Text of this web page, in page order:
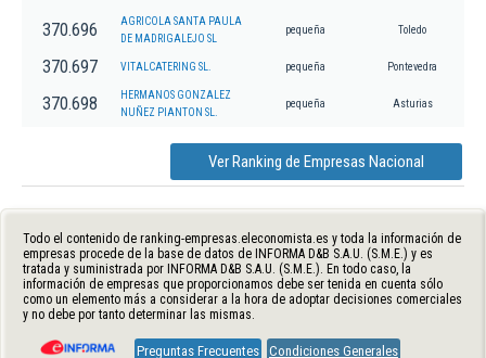
370.696
AGRICOLA SANTA PAULA
DE MADRIGALEJO SL
pequeña Toledo
370.697 VITALCATERING SL. pequeña Pontevedra
370.698
HERMANOS GONZALEZ
NUÑEZ PIANTON SL.
pequeña Asturias
Ver Ranking de Empresas Nacional
Todo el contenido de ranking-empresas.eleconomista.es y toda la información de
empresas procede de la base de datos de INFORMA D&B S.A.U. (S.M.E.) y es
tratada y suministrada por INFORMA D&B S.A.U. (S.M.E.). En todo caso, la
información de empresas que proporcionamos debe ser tenida en cuenta sólo
como un elemento más a considerar a la hora de adoptar decisiones comerciales
y no debe por tanto determinar las mismas.
Preguntas Frecuentes Condiciones Generales